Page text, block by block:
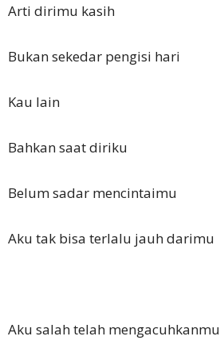
Arti dirimu kasih
Bukan sekedar pengisi hari
Kau lain
Bahkan saat diriku
Belum sadar mencintaimu
Aku tak bisa terlalu jauh darimu
Aku salah telah mengacuhkanmu